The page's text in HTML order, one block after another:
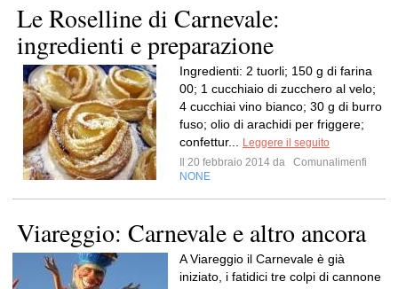
Le Roselline di Carnevale:
ingredienti e preparazione
Ingredienti: 2 tuorli; 150 g di farina
00; 1 cucchiaio di zucchero al velo;
4 cucchiai vino bianco; 30 g di burro
fuso; olio di arachidi per friggere;
confettur...
Leggere il seguito
Il 20 febbraio 2014 da
Comunalimenfi
NONE
Viareggio: Carnevale e altro ancora
A Viareggio il Carnevale è già
iniziato, i fatidici tre colpi di cannone